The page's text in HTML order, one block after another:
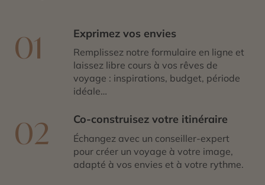
01 Exprimez vos envies
Remplissez notre formulaire en ligne et
laissez libre cours à vos rêves de
voyage : inspirations, budget, période
idéale…
02 Co-construisez votre itinéraire
Échangez avec un conseiller-expert
pour créer un voyage à votre image,
adapté à vos envies et à votre rythme.